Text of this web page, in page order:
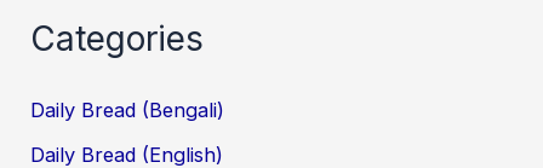
Categories
Daily Bread (Bengali)
Daily Bread (English)